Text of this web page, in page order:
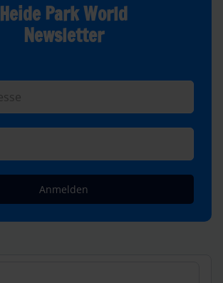
Heide Park World
Newsletter
Anmelden